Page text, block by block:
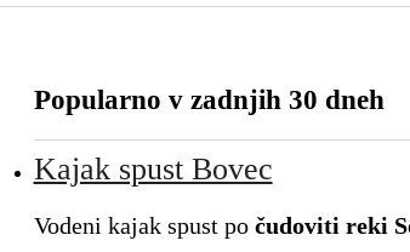
Popularno v zadnjih 30 dneh
Kajak spust Bovec
Vodeni kajak spust po čudoviti reki